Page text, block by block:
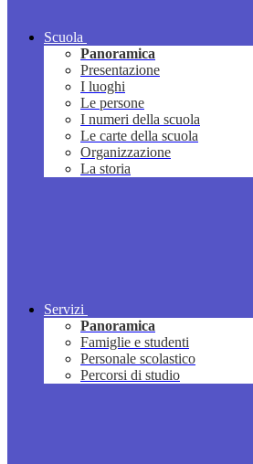
Scuola
Panoramica
Presentazione
I luoghi
Le persone
I numeri della scuola
Le carte della scuola
Organizzazione
La storia
Servizi
Panoramica
Famiglie e studenti
Personale scolastico
Percorsi di studio